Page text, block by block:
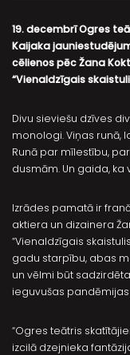
19. decembrī Ogres
Kaijaka
cēlienos pēc Žana
“Vienaldzīgais
Divu sieviešu dzīves
monologi. Viņas runā,
Runā par mīlestību,
dusmām. Un gaida, ka
Izrādes pamatā ir
aktiera un dizainera
“Vienaldzīgais
gadu starpību, abas
un vēlmi būt
ieguvušas
“Ogres teātris
izcilā dzejnieka